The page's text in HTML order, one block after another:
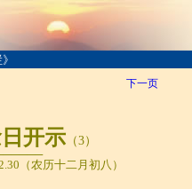
下一页
开示 （3）
─────
（农历十二月初八）